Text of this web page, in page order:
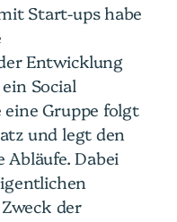
Start-ups habe
Entwicklung
Social
eine Gruppe folgt
und legt den
Dabei
der